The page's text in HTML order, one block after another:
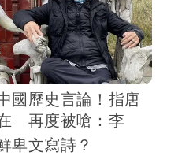
國歷史言論！指唐
再度被嗆：李
卑文寫詩？